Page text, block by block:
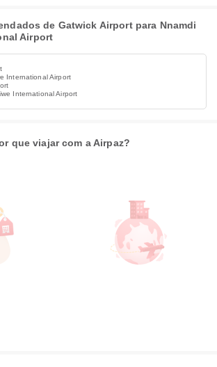
de Gatwick Airport para Nnamdi
Airport
International Airport
International Airport
que viajar com a Airpaz?